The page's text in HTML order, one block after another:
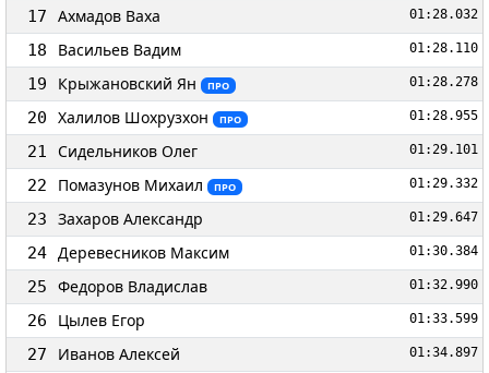
17 Ахмадов Ваха 01:28.032
18 Васильев Вадим 01:28.110
19 Крыжановский Ян ПРО 01:28.278
20 Халилов Шохрузхон ПРО 01:28.955
21 Сидельников Олег 01:29.101
22 Помазунов Михаил ПРО 01:29.332
23 Захаров Александр 01:29.647
24 Деревесников Максим 01:30.384
25 Федоров Владислав 01:32.990
26 Цылев Егор 01:33.599
27 Иванов Алексей 01:34.897